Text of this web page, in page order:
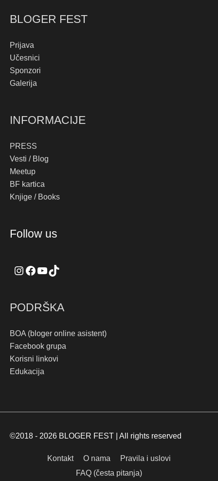
BLOGER FEST
Prijava
Učesnici
Sponzori
Galerija
INFORMACIJE
PRESS
Vesti / Blog
Meetup
BF kartica
Knjige / Books
Follow us
PODRŠKA
BOA (bloger online asistent)
Facebook grupa
Korisni linkovi
Edukacija
©2018 - 2026 BLOGER FEST | All rights reserved
Kontakt O nama
Pravila i uslovi
FAQ (česta pitanja)